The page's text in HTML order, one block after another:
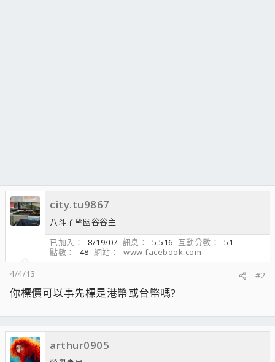
city.tu9867
八斗子望幽谷谷主
已加入
8/19/07 訊息 5,516 互動分數
51
點數
48 網站
www.facebook.com
4/4/13
#2
你標價可以事先標是港幣或台幣嗎?
arthur0905